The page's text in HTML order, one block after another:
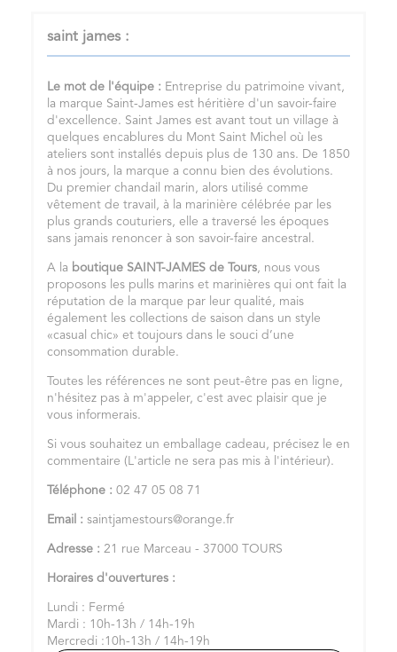
saint james :
Le mot de l'équipe : Entreprise du patrimoine vivant,
la marque Saint-James est héritière d'un savoir-faire
d'excellence. Saint James est avant tout un village à
quelques encablures du Mont Saint Michel où les
ateliers sont installés depuis plus de 130 ans. De 1850
à nos jours, la marque a connu bien des évolutions.
Du premier chandail marin, alors utilisé comme
vêtement de travail, à la marinière célébrée par les
plus grands couturiers, elle a traversé les époques
sans jamais renoncer à son savoir-faire ancestral.
A la boutique SAINT-JAMES de Tours, nous vous
proposons les pulls marins et marinières qui ont fait la
réputation de la marque par leur qualité, mais
également les collections de saison dans un style
«casual chic» et toujours dans le souci d’une
consommation durable.
Toutes les références ne sont peut-être pas en ligne,
n'hésitez pas à m'appeler, c'est avec plaisir que je
vous informerais.
Si vous souhaitez un emballage cadeau, précisez le en
commentaire (L'article ne sera pas mis à l'intérieur).
Téléphone : 02 47 05 08 71
Email : saintjamestours@orange.fr
Adresse : 21 rue Marceau - 37000 TOURS
Horaires d'ouvertures :
Lundi : Fermé
Mardi : 10h-13h / 14h-19h
Mercredi :10h-13h / 14h-19h